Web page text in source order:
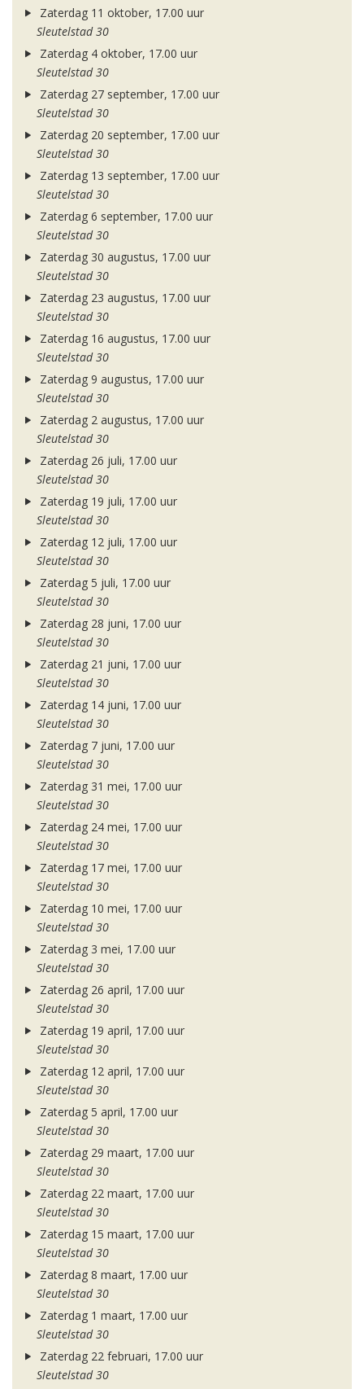
Zaterdag 11 oktober, 17.00 uur
Sleutelstad 30
Zaterdag 4 oktober, 17.00 uur
Sleutelstad 30
Zaterdag 27 september, 17.00 uur
Sleutelstad 30
Zaterdag 20 september, 17.00 uur
Sleutelstad 30
Zaterdag 13 september, 17.00 uur
Sleutelstad 30
Zaterdag 6 september, 17.00 uur
Sleutelstad 30
Zaterdag 30 augustus, 17.00 uur
Sleutelstad 30
Zaterdag 23 augustus, 17.00 uur
Sleutelstad 30
Zaterdag 16 augustus, 17.00 uur
Sleutelstad 30
Zaterdag 9 augustus, 17.00 uur
Sleutelstad 30
Zaterdag 2 augustus, 17.00 uur
Sleutelstad 30
Zaterdag 26 juli, 17.00 uur
Sleutelstad 30
Zaterdag 19 juli, 17.00 uur
Sleutelstad 30
Zaterdag 12 juli, 17.00 uur
Sleutelstad 30
Zaterdag 5 juli, 17.00 uur
Sleutelstad 30
Zaterdag 28 juni, 17.00 uur
Sleutelstad 30
Zaterdag 21 juni, 17.00 uur
Sleutelstad 30
Zaterdag 14 juni, 17.00 uur
Sleutelstad 30
Zaterdag 7 juni, 17.00 uur
Sleutelstad 30
Zaterdag 31 mei, 17.00 uur
Sleutelstad 30
Zaterdag 24 mei, 17.00 uur
Sleutelstad 30
Zaterdag 17 mei, 17.00 uur
Sleutelstad 30
Zaterdag 10 mei, 17.00 uur
Sleutelstad 30
Zaterdag 3 mei, 17.00 uur
Sleutelstad 30
Zaterdag 26 april, 17.00 uur
Sleutelstad 30
Zaterdag 19 april, 17.00 uur
Sleutelstad 30
Zaterdag 12 april, 17.00 uur
Sleutelstad 30
Zaterdag 5 april, 17.00 uur
Sleutelstad 30
Zaterdag 29 maart, 17.00 uur
Sleutelstad 30
Zaterdag 22 maart, 17.00 uur
Sleutelstad 30
Zaterdag 15 maart, 17.00 uur
Sleutelstad 30
Zaterdag 8 maart, 17.00 uur
Sleutelstad 30
Zaterdag 1 maart, 17.00 uur
Sleutelstad 30
Zaterdag 22 februari, 17.00 uur
Sleutelstad 30